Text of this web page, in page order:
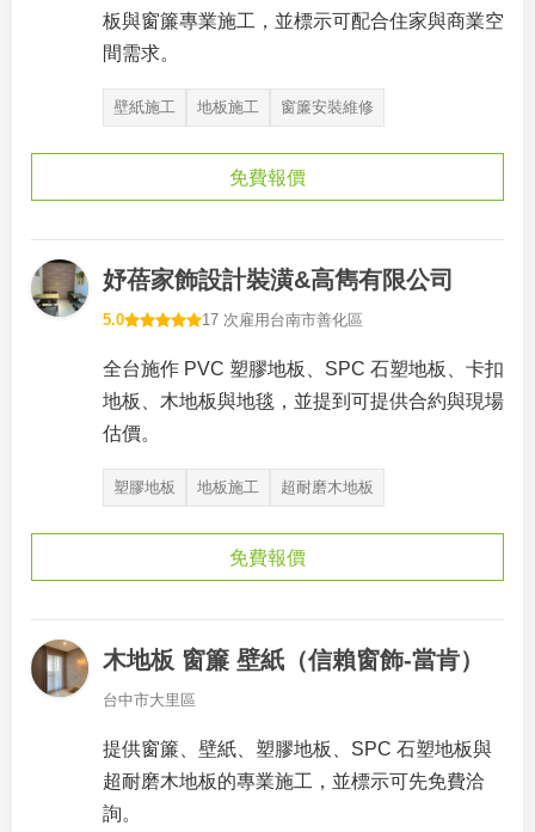
板與窗簾專業施工，並標示可配合住家與商業空
間需求。
壁紙施工 地板施工 窗簾安裝維修
免費報價
妤蓓家飾設計裝潢&高雋有限公司
5.0 17 次雇用 台南市善化區
全台施作 PVC 塑膠地板、SPC 石塑地板、卡扣
地板、木地板與地毯，並提到可提供合約與現場
估價。
塑膠地板 地板施工 超耐磨木地板
免費報價
木地板 窗簾 壁紙（信賴窗飾-當肯）
台中市大里區
提供窗簾、壁紙、塑膠地板、SPC 石塑地板與
超耐磨木地板的專業施工，並標示可先免費洽
詢。